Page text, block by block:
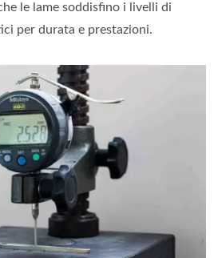
le lame soddisfino i livelli di
per durata e prestazioni.